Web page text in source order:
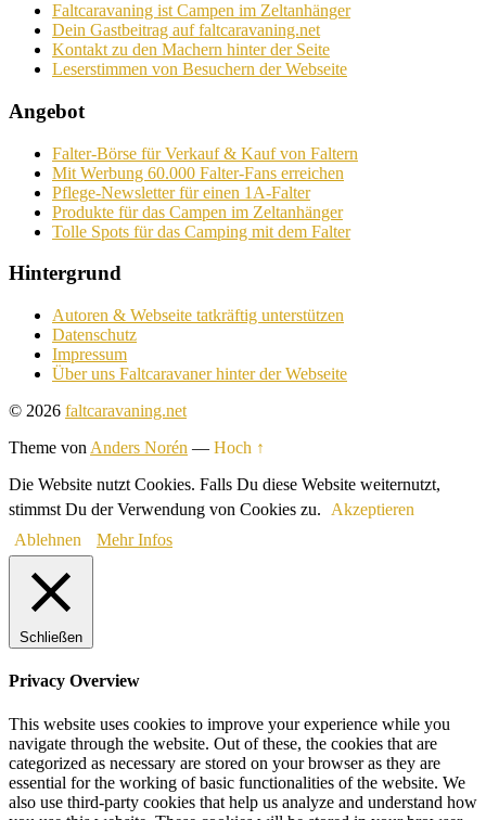
Faltcaravaning ist Campen im Zeltanhänger
Dein Gastbeitrag auf faltcaravaning.net
Kontakt zu den Machern hinter der Seite
Leserstimmen von Besuchern der Webseite
Angebot
Falter-Börse für Verkauf & Kauf von Faltern
Mit Werbung 60.000 Falter-Fans erreichen
Pflege-Newsletter für einen 1A-Falter
Produkte für das Campen im Zeltanhänger
Tolle Spots für das Camping mit dem Falter
Hintergrund
Autoren & Webseite tatkräftig unterstützen
Datenschutz
Impressum
Über uns Faltcaravaner hinter der Webseite
© 2026 faltcaravaning.net
Theme von Anders Norén — Hoch ↑
Die Website nutzt Cookies. Falls Du diese Website weiternutzt,
stimmst Du der Verwendung von Cookies zu.
Akzeptieren
Ablehnen
Mehr Infos
Schließen
Privacy Overview
This website uses cookies to improve your experience while you
navigate through the website. Out of these, the cookies that are
categorized as necessary are stored on your browser as they are
essential for the working of basic functionalities of the website. We
also use third-party cookies that help us analyze and understand how